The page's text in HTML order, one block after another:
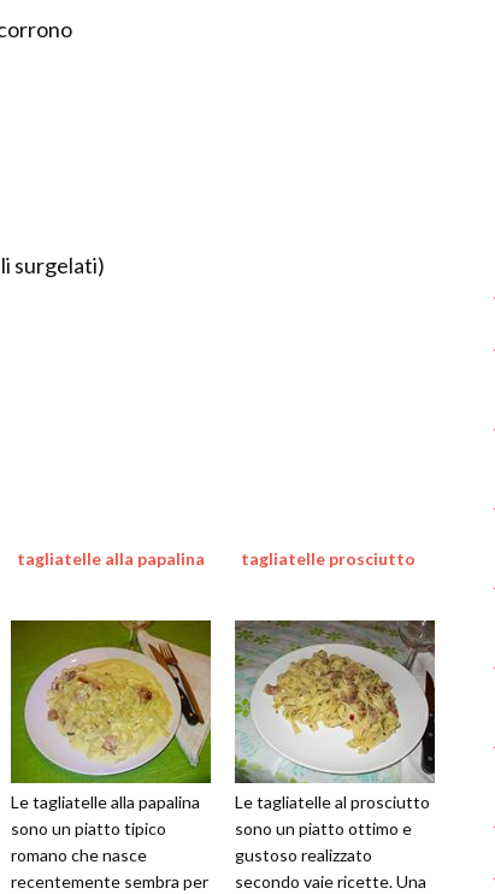
surgelati)
tagliatelle alla papalina
Le tagliatelle alla papalina
sono un piatto tipico
romano che nasce
recentemente sembra per
tagliatelle prosciutto
Le tagliatelle al prosciutto
sono un piatto ottimo e
gustoso realizzato
secondo vaie ricette. Una